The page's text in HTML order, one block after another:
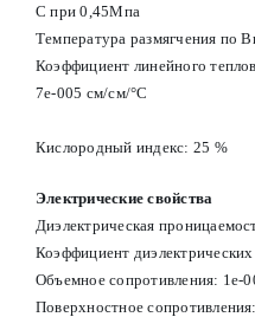
С при 0,45Мпа
Температура размягчения по
Коэффициент линейного
7e-005 см/см/°С
Кислородный индекс: 25 %
Электрические свойства
Диэлектрическая
Коэффициент
Объемное сопротивления: 1e-
Поверхностное